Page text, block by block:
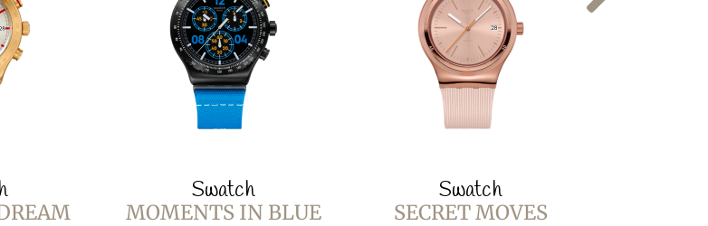
Swatch
MOMENTS IN BLUE
Swatch
SECRET MOVES